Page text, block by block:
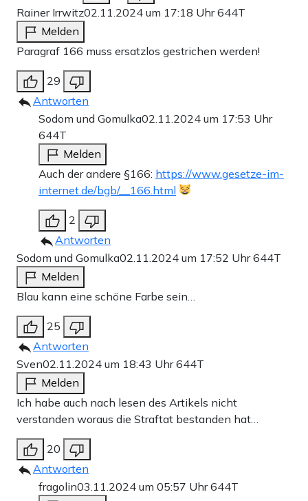
Rainer Irrwitz02.11.2024 um 17:18 Uhr644T
Melden
Paragraf 166 muss ersatzlos gestrichen werden!
29
Antworten
Sodom und Gomulka02.11.2024 um 17:53 Uhr
644T
Melden
Auch der andere §166: https://www.gesetze-im-
internet.de/bgb/__166.html
2
Antworten
Sodom und Gomulka02.11.2024 um 17:52 Uhr644T
Melden
Blau kann eine schöne Farbe sein…
25
Antworten
Sven02.11.2024 um 18:43 Uhr644T
Melden
Ich habe auch nach lesen des Artikels nicht
verstanden woraus die Straftat bestanden hat…
20
Antworten
fragolin03.11.2024 um 05:57 Uhr644T